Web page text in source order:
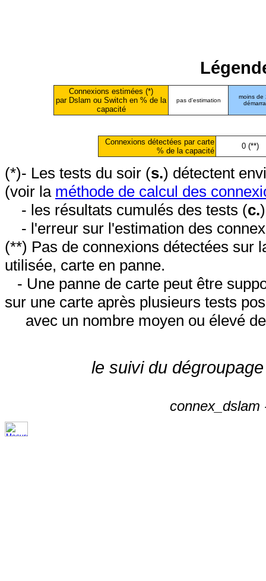
Connexions estimées (*)
par Dslam ou Switch en % de la
capacité
pas d'estimation
moins de
Connexions détectées par carte
% de la capacité
0 (**)
(*)- Les tests du soir (s.) détectent
(voir la méthode de calcul des
- les résultats cumulés des tests (c.
- l'erreur sur l'estimation des
(**) Pas de connexions détectées sur
utilisée, carte en panne.
- Une panne de carte peut être
sur une carte après plusieurs tests
avec un nombre moyen ou élevé
le suivi du
connex_dslam